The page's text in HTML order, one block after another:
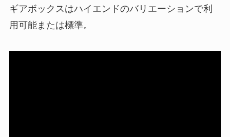
ギアボックスはハイエンドのバリエーションで利
用可能または標準。